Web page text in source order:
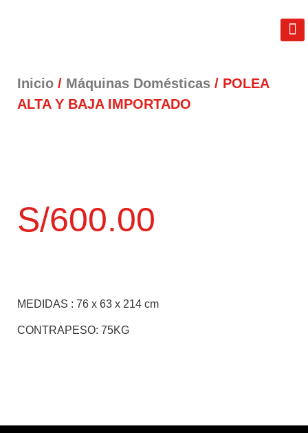
Inicio / Máquinas Domésticas / POLEA
ALTA Y BAJA IMPORTADO
S/600.00
MEDIDAS : 76 x 63 x 214 cm
CONTRAPESO: 75KG